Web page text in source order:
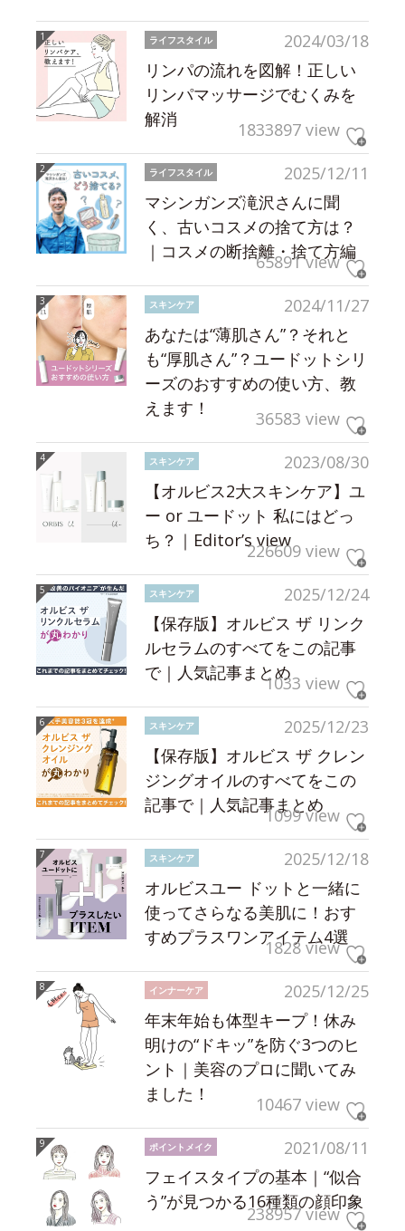
2024/03/18
ライフスタイル
リンパの流れを図解！正しい
リンパマッサージでむくみを
解消
1833897 view
2025/12/11
ライフスタイル
マシンガンズ滝沢さんに聞
く、古いコスメの捨て方は？
｜コスメの断捨離・捨て方編
65891 view
2024/11/27
スキンケア
あなたは“薄肌さん”？それと
も“厚肌さん”？ユードットシリ
ーズのおすすめの使い方、教
えます！
36583 view
2023/08/30
スキンケア
【オルビス2大スキンケア】ユ
ー or ユードット 私にはどっ
ち？｜Editor’s view226609 view
2025/12/24
スキンケア
【保存版】オルビス ザ リンク
ルセラムのすべてをこの記事
で｜人気記事まとめ1033 view
2025/12/23
スキンケア
【保存版】オルビス ザ クレン
ジングオイルのすべてをこの
記事で｜人気記事まとめ
1099 view
2025/12/18
スキンケア
オルビスユー ドットと一緒に
使ってさらなる美肌に！おす
すめプラスワンアイテム4選
1828 view
2025/12/25
インナーケア
年末年始も体型キープ！休み
明けの“ドキッ”を防ぐ3つのヒ
ント｜美容のプロに聞いてみ
ました！
10467 view
2021/08/11
ポイントメイク
フェイスタイプの基本｜“似合
う”が見つかる16種類の顔印象
238957 view